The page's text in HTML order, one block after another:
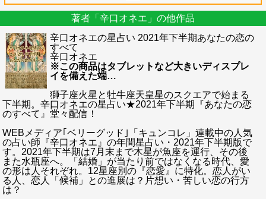
著者「辛口オネエ」の他作品
辛口オネエの星占い 2021年下半期あなたの恋の
すべて
辛口オネエ
※この商品はタブレットなど大きいディスプレ
イを備えた端…
獅子座火星と牡牛座天皇星のスクエアで始まる
下半期。辛口オネエの星占い★2021年下半期『あなたの恋
のすべて』堂々配信！
WEBメディア｢ベリーグッド｣「キュンコレ」連載中の人気
の占い師『辛口オネエ』の年間星占い・2021年下半期版で
す。2021年下半期は7月末まで木星が魚座を運行、その後
また水瓶座へ。「結婚」が当たり前ではなくなる時代、愛
の形は人それぞれ。12星座別の『恋愛』に特化。恋人がい
る人、恋人「候補」との進展は？片想い・苦しい恋の行方
は？